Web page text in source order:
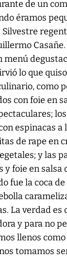
de un
éramos
menú
lo que
como
con foie en
espinacas a
de rape en
y las
y foie en salsa
fue la coca
La verdad es
y para no
llenos
tomamos